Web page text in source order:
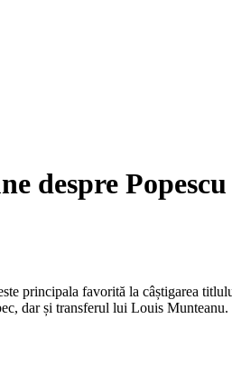
despre
principala favorită la câștigarea
dar și transferul lui Louis